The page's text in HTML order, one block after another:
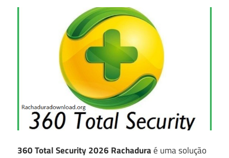
360 Total Security 2026 Rachaduraé uma solução